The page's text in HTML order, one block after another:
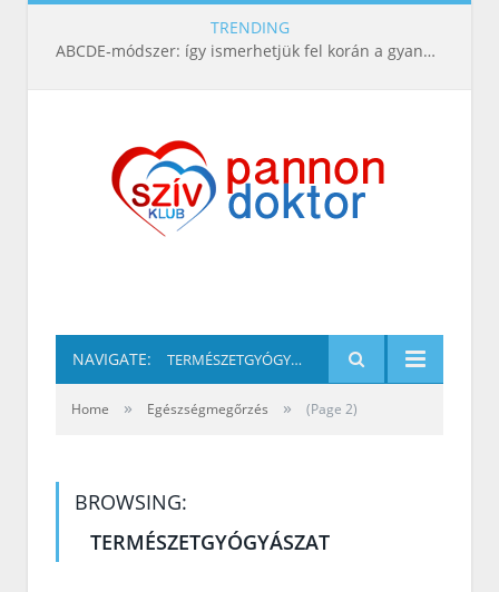
TRENDING
ABCDE‑módszer: így ismerhetjük fel korán a gyanús bőrelváltozásokat
NAVIGATE: TERMÉSZETGYÓGYÁSZAT
Home » Egészségmegőrzés » (Page 2)
BROWSING:
TERMÉSZETGYÓGYÁSZAT